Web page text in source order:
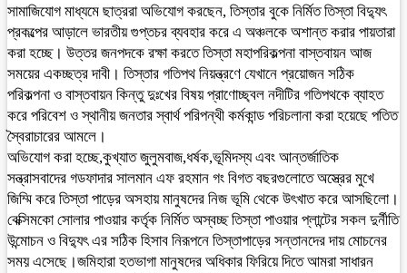
সামাজিযোগ মাধ্যমে ছাত্ররা অভিযোগ করছেন, তিস্তার বুকে নির্মিত তিস্তা বিদ্যুৎ
প্রকল্পের আড়ালে ভারতীয় গুপ্তচর ব্যবহার করে এ অঞ্চলকে অশান্ত করার পায়তারা
করা হচ্ছে। উত্তর জনপদকে রক্ষা করতে তিস্তা মহাপরিকল্পনা বাস্তবায়ন আজ
সময়ের একচ্ছত্র দাবী। তিস্তার গতিপথ নিয়ন্ত্রণে যেখানে প্রয়োজন সঠিক
পরিকল্পনা ও বাস্তবায়ন কিন্তু দুঃখের বিষয় প্রাণোচ্ছ্বল নদীটির গতিপথকে ব্যাহত
করে পরিবেশ ও স্থানীয় জনতার স্বার্থ পরিপন্থী কর্মকান্ড পরিচলানা করা হয়েছে পতিত
স্বৈরাচারের আমলে।
অভিযোগ করা হচ্ছে,কুখ্যাত জুলুমবাজ,ধর্ষক,ভূমিদস্য এবং আন্তর্জাতিক
সন্ত্রাসবাদের গডফাদার সালমান এফ রহমান গং বিগত বছরগুলোতে অস্ত্রের মুখে
জিম্মি করে তিস্তা পাড়ের অসহায় মানুষদের নিজ ভূমি থেকে উৎখাত করে আসছিলো।
বেক্সিমকো সোলার পাওয়ার কর্তৃক নির্মিত অস্বচ্ছ তিস্তা পাওয়ার প্লান্টের সকল দুর্নীতি
উন্মোচন ও বিদ্যুৎ এর সঠিক হিসাব নিরূপনে তিস্তাপাড়ের সন্তানদের দায় মোচনের
সময় এসেছে।জমিহারা হতভাগা মানুষদের অধিকার ফিরিয়ে দিতে আমরা সাধারন